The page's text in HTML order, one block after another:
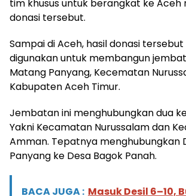
tim khusus untuk berangkat ke Aceh
donasi tersebut.
Sampai di Aceh, hasil donasi
digunakan untuk membangun
Matang Panyang, Kecematan
Kabupaten Aceh Timur.
Jembatan ini menghubungkan dua
Yakni Kecamatan Nurussalam dan
Amman. Tepatnya menghubungkan
Panyang ke Desa Bagok Panah.
BACA JUGA : Masuk Desil 6–10,